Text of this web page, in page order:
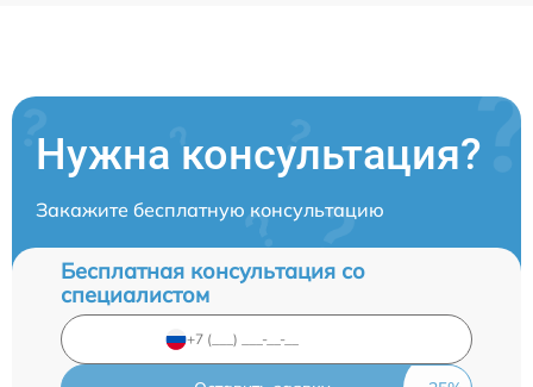
Нужна консультация?
Закажите бесплатную консультацию
Бесплатная консультация со
специалистом